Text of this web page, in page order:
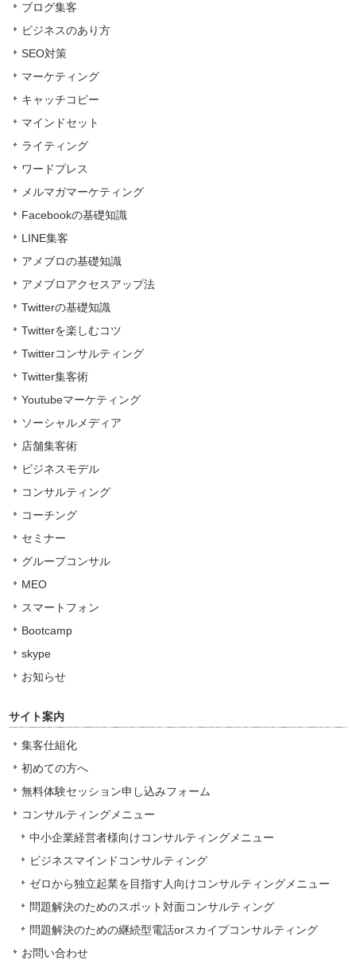
ブログ集客
ビジネスのあり方
SEO対策
マーケティング
キャッチコピー
マインドセット
ライティング
ワードプレス
メルマガマーケティング
Facebookの基礎知識
LINE集客
アメブロの基礎知識
アメブロアクセスアップ法
Twitterの基礎知識
Twitterを楽しむコツ
Twitterコンサルティング
Twitter集客術
Youtubeマーケティング
ソーシャルメディア
店舗集客術
ビジネスモデル
コンサルティング
コーチング
セミナー
グループコンサル
MEO
スマートフォン
Bootcamp
skype
お知らせ
サイト案内
集客仕組化
初めての方へ
無料体験セッション申し込みフォーム
コンサルティングメニュー
中小企業経営者様向けコンサルティングメニュー
ビジネスマインドコンサルティング
ゼロから独立起業を目指す人向けコンサルティングメニュー
問題解決のためのスポット対面コンサルティング
問題解決のための継続型電話orスカイプコンサルティング
お問い合わせ